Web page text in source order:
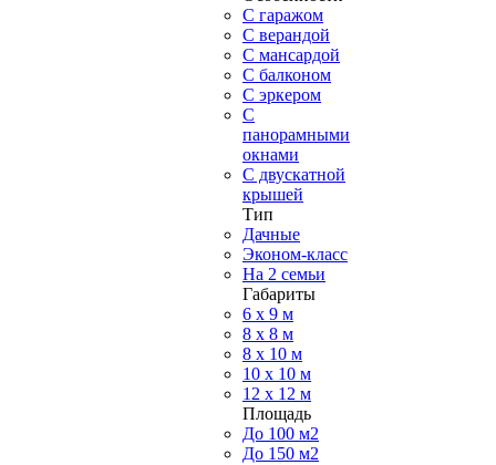
С гаражом
С верандой
С мансардой
С балконом
C эркером
С
панорамными
окнами
С двускатной
крышей
Тип
Дачные
Эконом-класс
На 2 семьи
Габариты
6 x 9 м
8 x 8 м
8 x 10 м
10 x 10 м
12 x 12 м
Площадь
До 100 м2
До 150 м2